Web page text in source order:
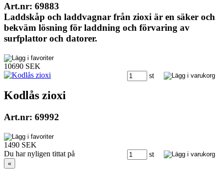
Art.nr: 69883
Laddskåp och laddvagnar från zioxi är en säker och
bekväm lösning för laddning och förvaring av
surfplattor och datorer.
10690 SEK
st
Kodlås zioxi
Art.nr: 69992
1490 SEK
st
Du har nyligen tittat på
«